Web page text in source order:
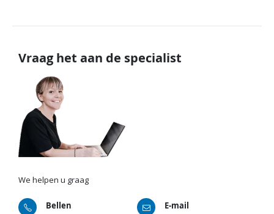
Vraag het aan de specialist
We helpen u graag
Bellen
E-mail